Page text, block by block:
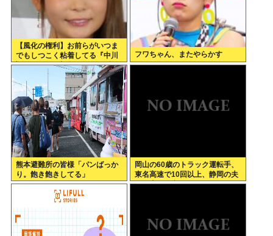
【風化の権利】お前らがいつま
でもしつこく粘着してる『中川
翔子Switch2事件』俺はもう許
したし、忘れようと思う。
フワちゃん、またやらかす
熊本避難所の皆様「パンばっか
り。飽き飽きしてる」
岡山の60歳のトラック運転手、
東名高速で10回以上、静岡の夫
婦の車に追突